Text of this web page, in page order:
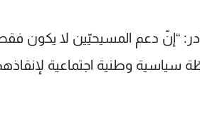
“إنّ دعم المسيحيّين لا يكون
سياسية وطنية اجتماعية